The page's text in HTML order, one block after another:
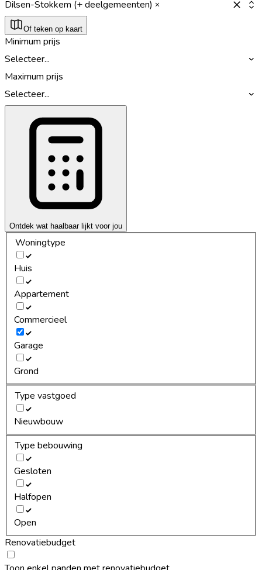
Dilsen-Stokkem (+ deelgemeenten)
Of teken op kaart
Minimum prijs
Selecteer...
Maximum prijs
Selecteer...
Ontdek wat haalbaar lijkt voor jou
Woningtype
Huis
Appartement
Commercieel
Garage
Grond
Type vastgoed
Nieuwbouw
Type bebouwing
Gesloten
Halfopen
Open
Renovatiebudget